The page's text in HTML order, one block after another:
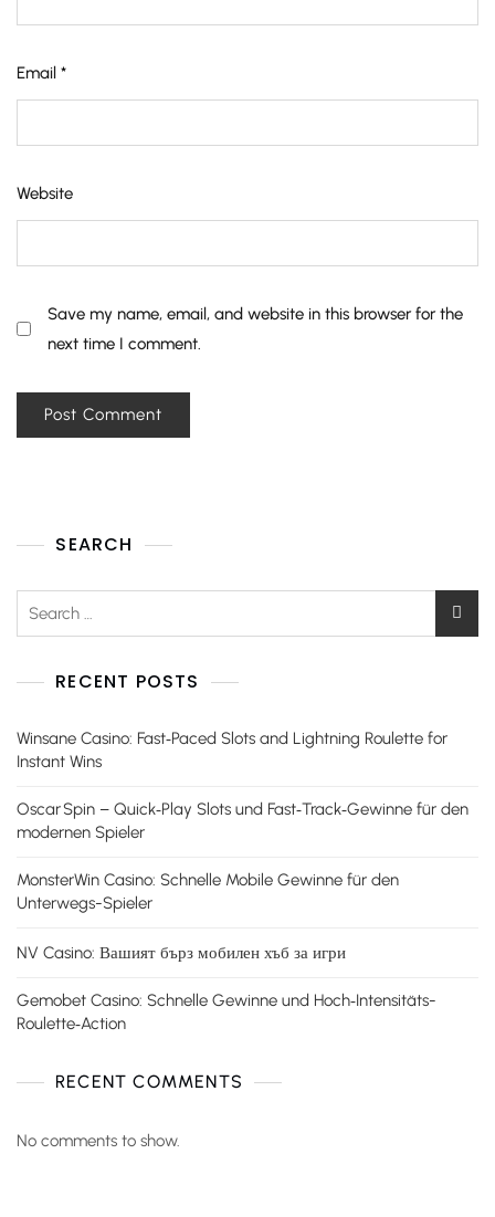
Email *
Website
Save my name, email, and website in this browser for the
next time I comment.
SEARCH
RECENT POSTS
Winsane Casino: Fast‑Paced Slots and Lightning Roulette for
Instant Wins
Oscar Spin – Quick‑Play Slots und Fast‑Track‑Gewinne für den
modernen Spieler
MonsterWin Casino: Schnelle Mobile Gewinne für den
Unterwegs-Spieler
NV Casino: Вашият бърз мобилен хъб за игри
Gemobet Casino: Schnelle Gewinne und Hoch‑Intensitäts-
Roulette‑Action
RECENT COMMENTS
No comments to show.